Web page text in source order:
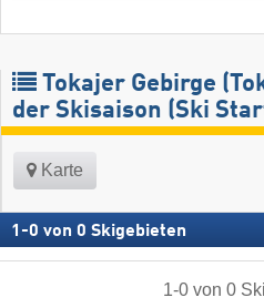
Tokajer Gebirge
der Skisaison (Ski
Karte
1 -0 von 0 Skigebieten
1-0von 0